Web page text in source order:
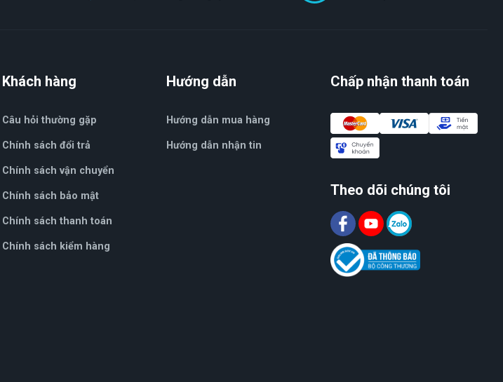
Khách hàng
Câu hỏi thường gặp
Chính sách đổi trả
Chính sách vận chuyển
Chính sách bảo mật
Chính sách thanh toán
Chính sách kiểm hàng
Hướng dẫn
Hướng dẫn mua hàng
Hướng dẫn nhận tin
Chấp nhận thanh toán
Theo dõi chúng tôi